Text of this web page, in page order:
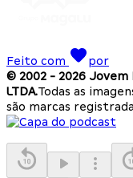
Feito com
por
© 2002 - 2026 Jovem
LTDA.Todas as
são marcas